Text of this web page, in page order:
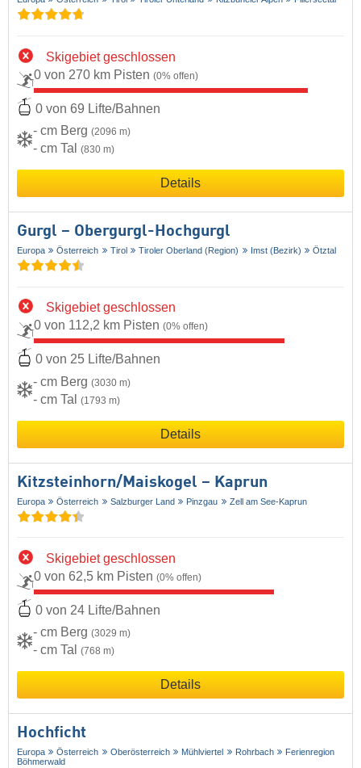
Skigebiet geschlossen
0 von 270 km Pisten (0% offen)
0 von 69 Lifte/Bahnen
- cm Berg (2096 m)
- cm Tal (830 m)
Details
Gurgl – Obergurgl-Hochgurgl
Europa Österreich Tirol Tiroler Oberland (Region) Imst (Bezirk) Ötztal
Skigebiet geschlossen
0 von 112,2 km Pisten (0% offen)
0 von 25 Lifte/Bahnen
- cm Berg (3030 m)
- cm Tal (1793 m)
Details
Kitzsteinhorn/​Maiskogel – Kaprun
Europa Österreich Salzburger Land Pinzgau Zell am See-Kaprun
Skigebiet geschlossen
0 von 62,5 km Pisten (0% offen)
0 von 24 Lifte/Bahnen
- cm Berg (3029 m)
- cm Tal (768 m)
Details
Hochficht
Europa Österreich Oberösterreich Mühlviertel Rohrbach
Ferienregion
Böhmerwald